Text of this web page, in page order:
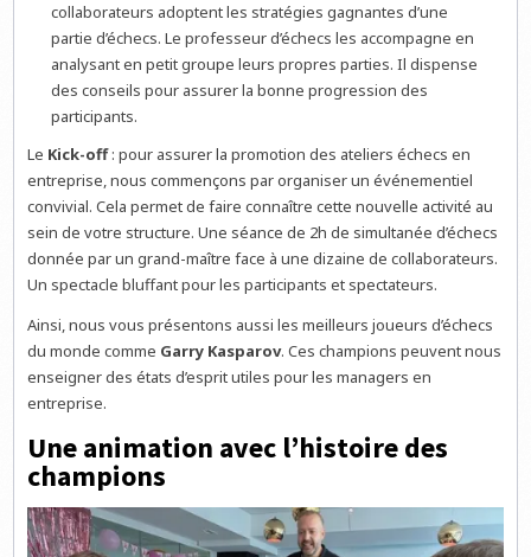
collaborateurs adoptent les stratégies gagnantes d’une
partie d’échecs. Le professeur d’échecs les accompagne en
analysant en petit groupe leurs propres parties. Il dispense
des conseils pour assurer la bonne progression des
participants.
Le Kick-off: pour assurer la promotion des ateliers échecs en
entreprise, nous commençons par organiser un événementiel
convivial. Cela permet de faire connaître cette nouvelle activité au
sein de votre structure. Une séance de 2h de simultanée d’échecs
donnée par un grand-maître face à une dizaine de collaborateurs.
Un spectacle bluffant pour les participants et spectateurs.
Ainsi, nous vous présentons aussi les meilleurs joueurs d’échecs
du monde comme Garry Kasparov. Ces champions peuvent nous
enseigner des états d’esprit utiles pour les managers en
entreprise.
Une animation avec l’histoire des
champions